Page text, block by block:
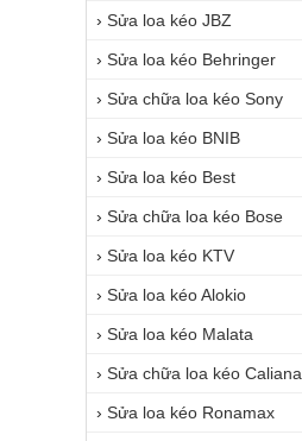
› Sửa loa kéo JBZ
› Sửa loa kéo Behringer
› Sửa chữa loa kéo Sony
› Sửa loa kéo BNIB
› Sửa loa kéo Best
› Sửa chữa loa kéo Bose
› Sửa loa kéo KTV
› Sửa loa kéo Alokio
› Sửa loa kéo Malata
› Sửa chữa loa kéo Caliana
› Sửa loa kéo Ronamax